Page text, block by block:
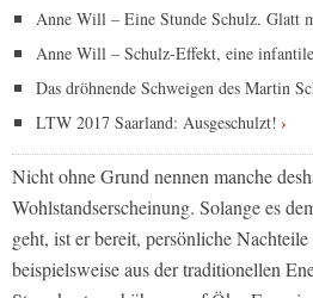
Anne Will – Eine Stunde Schulz. Glatt
Anne Will – Schulz-Effekt, eine
Das dröhnende Schweigen des Martin
LTW 2017 Saarland: Ausgeschulzt!
Nicht ohne Grund nennen manche
Wohlstandserscheinung. Solange es
geht, ist er bereit, persönliche
beispielsweise aus der traditionellen